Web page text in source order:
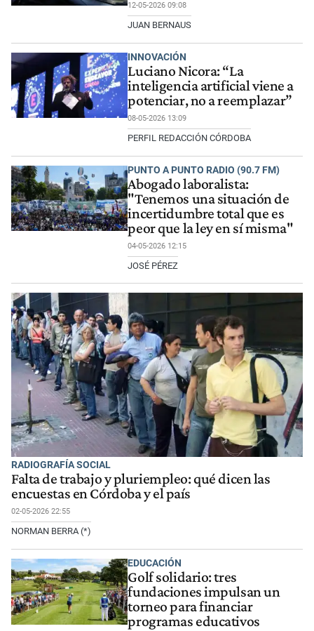
12-05-2026 09:08
JUAN BERNAUS
INNOVACIÓN
Luciano Nicora: “La
inteligencia artificial viene a
potenciar, no a reemplazar”
08-05-2026 13:09
PERFIL REDACCIÓN CÓRDOBA
PUNTO A PUNTO RADIO (90.7 FM)
Abogado laboralista:
"Tenemos una situación de
incertidumbre total que es
peor que la ley en sí misma"
04-05-2026 12:15
JOSÉ PÉREZ
RADIOGRAFÍA SOCIAL
Falta de trabajo y pluriempleo: qué dicen las
encuestas en Córdoba y el país
02-05-2026 22:55
NORMAN BERRA (*)
EDUCACIÓN
Golf solidario: tres
fundaciones impulsan un
torneo para financiar
programas educativos